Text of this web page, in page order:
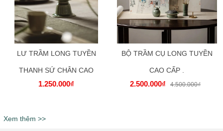
LƯ TRẦM LONG TUYỀN
THANH SỨ CHÂN CAO
1.250.000₫
BỘ TRẦM CỤ LONG TUYỀN
CAO CẤP .
2.500.000₫ 4.500.000₫
Xem thêm >>